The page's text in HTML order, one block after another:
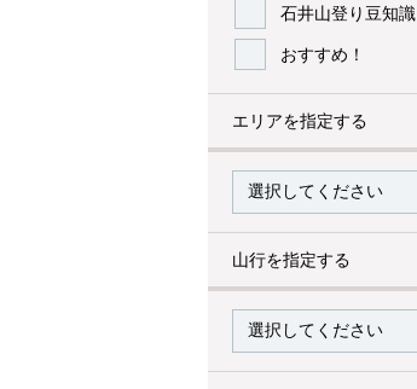
石井山登り豆知識
おすすめ！
エリアを指定する
山行を指定する